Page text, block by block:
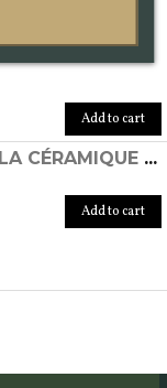
Add to cart
DÉCOUVERTE DE LA CÉRAMIQUE AU TOUR
Add to cart